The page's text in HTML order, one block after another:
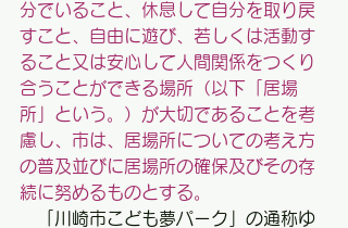
分でいること、休息して自分を取り戻
すこと、自由に遊び、若しくは活動す
ること又は安心して人間関係をつくり
合うことができる場所（以下「居場
所」という。）が大切であることを考
慮し、市は、居場所についての考え方
の普及並びに居場所の確保及びその存
続に努めるものとする。
「川崎市こども夢パーク」の通称ゆ